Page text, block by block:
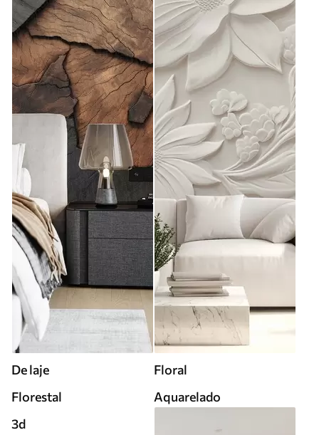
De laje
Floral
Florestal
Aquarelado
3d